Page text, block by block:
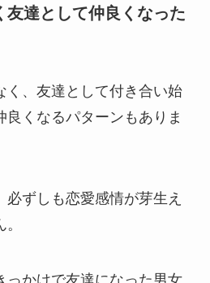
友達として仲良くなった
く、友達として付き合い始
くなるパターンもありま
ずしも恋愛感情が芽生え
っかけで友達になった男女